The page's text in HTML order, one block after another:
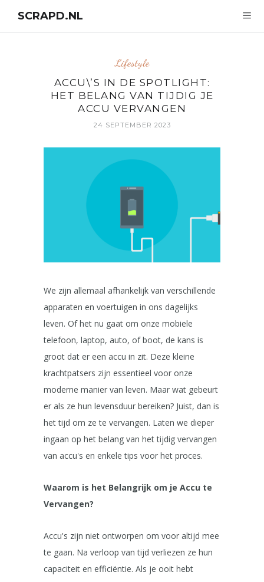
SCRAPD.NL
Lifestyle
ACCU\’S IN DE SPOTLIGHT:
HET BELANG VAN TIJDIG JE
ACCU VERVANGEN
24 SEPTEMBER 2023
We zijn allemaal afhankelijk van verschillende
apparaten en voertuigen in ons dagelijks
leven. Of het nu gaat om onze mobiele
telefoon, laptop, auto, of boot, de kans is
groot dat er een accu in zit. Deze kleine
krachtpatsers zijn essentieel voor onze
moderne manier van leven. Maar wat gebeurt
er als ze hun levensduur bereiken? Juist, dan is
het tijd om ze te vervangen. Laten we dieper
ingaan op het belang van het tijdig vervangen
van accu's en enkele tips voor het proces.
Waarom is het Belangrijk om je Accu te
Vervangen?
Accu's zijn niet ontworpen om voor altijd mee
te gaan. Na verloop van tijd verliezen ze hun
capaciteit en efficiëntie. Als je ooit hebt